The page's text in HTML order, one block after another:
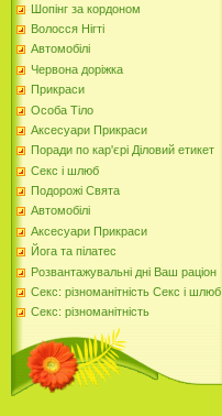
Шопінг за кордоном
Волосся Нігті
Автомобілі
Червона доріжка
Прикраси
Особа Тіло
Аксесуари Прикраси
Поради по кар'єрі Діловий етикет
Секс і шлюб
Подорожі Свята
Автомобілі
Аксесуари Прикраси
Йога та пілатес
Розвантажувальні дні Ваш раціон
Секс: різноманітність Секс і шлюб
Секс: різноманітність